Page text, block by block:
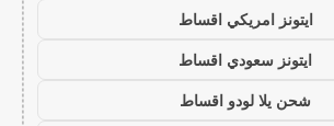
ايتونز امريكي اقساط
ايتونز سعودي اقساط
شحن يلا لودو اقساط